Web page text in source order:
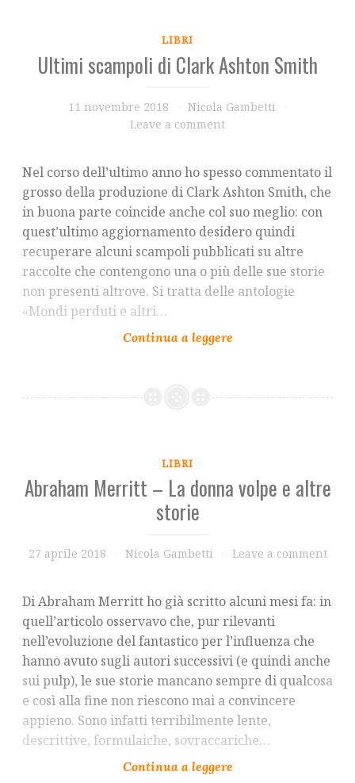
LIBRI
Ultimi scampoli di Clark Ashton Smith
11 novembre 2018
Nicola Gambetti
Leave a comment
Nel corso dell’ultimo anno ho spesso commentato il
grosso della produzione di Clark Ashton Smith, che
in buona parte coincide anche col suo meglio: con
quest’ultimo aggiornamento desidero quindi
recuperare alcuni scampoli pubblicati su altre
raccolte che contengono una o più delle sue storie
non presenti altrove. Si tratta delle antologie
«Mondi perduti e altri…
LIBRI
Abraham Merritt – La donna volpe e altre
storie
27 aprile 2018 Nicola Gambetti Leave a comment
Di Abraham Merritt ho già scritto alcuni mesi fa: in
quell’articolo osservavo che, pur rilevanti
nell’evoluzione del fantastico per l’influenza che
hanno avuto sugli autori successivi (e quindi anche
sui pulp), le sue storie mancano sempre di qualcosa
e così alla fine non riescono mai a convincere
appieno. Sono infatti terribilmente lente,
descrittive, formulaiche, sovraccariche…